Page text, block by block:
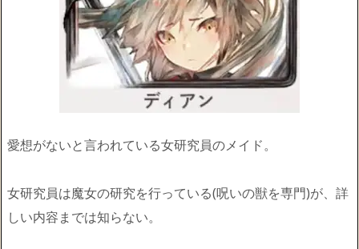
愛想がないと言われている女研究員のメイド。
女研究員は魔女の研究を行っている(呪いの獣を専門)が、詳
しい内容までは知らない。